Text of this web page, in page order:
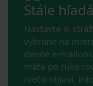
Stále
Nastavte si
vybrané na
denne e-
máte po ruke
niečo objaví,